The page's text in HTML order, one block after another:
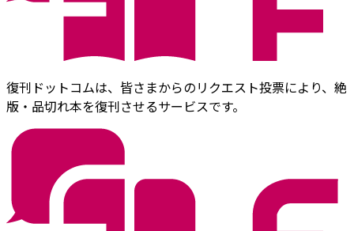
復刊ドットコムは、皆さまからのリクエスト投票により、絶
版・品切れ本を復刊させるサービスです。